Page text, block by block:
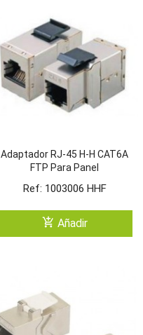
Adaptador RJ-45 H-H CAT6A
FTP Para Panel
Ref: 1003006 HHF
add_shopping_cart Añadir